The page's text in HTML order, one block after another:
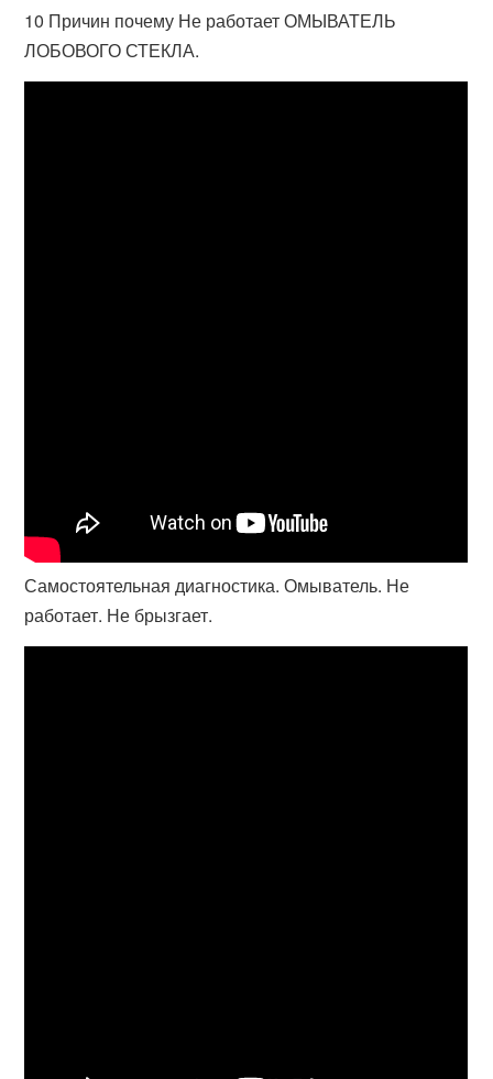
10 Причин почему Не работает ОМЫВАТЕЛЬ
ЛОБОВОГО СТЕКЛА.
Самостоятельная диагностика. Омыватель. Не
работает. Не брызгает.